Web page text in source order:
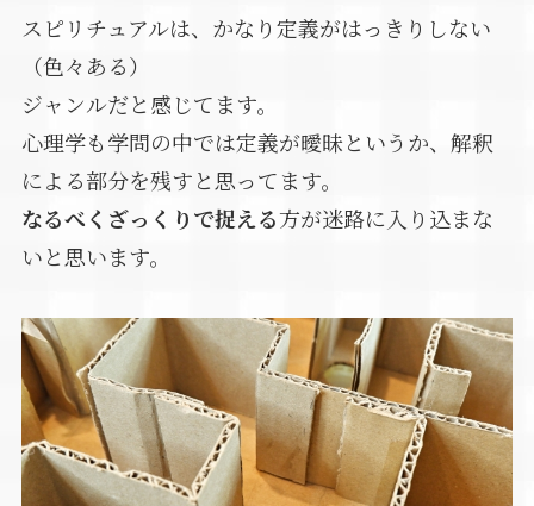
スピリチュアルは、かなり定義がはっきりしない
（色々ある）
ジャンルだと感じてます。
心理学も学問の中では定義が曖昧というか、解釈
による部分を残すと思ってます。
なるべくざっくりで捉える方が迷路に入り込まな
いと思います。